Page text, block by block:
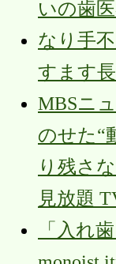
いの歯医
なり手
すます
MBSニ
のせた“
り残さ
見放題
「入れ